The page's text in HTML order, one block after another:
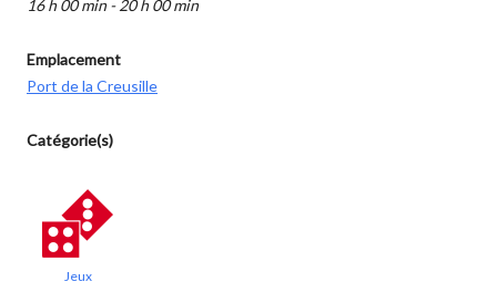
16 h 00 min - 20 h 00 min
Emplacement
Port de la Creusille
Catégorie(s)
Jeux